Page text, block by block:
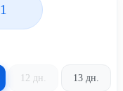
1
12 дн. 13 дн.